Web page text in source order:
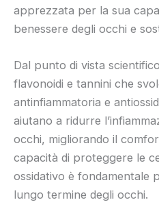
apprezzata per la sua
benessere degli occhi e
Dal punto di vista
flavonoidi e tannini che
antinfiammatoria e
aiutano a ridurre
occhi, migliorando il
capacità di proteggere le
ossidativo è fondamentale
lungo termine degli occhi.